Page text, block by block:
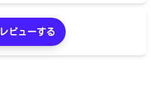
レビューする